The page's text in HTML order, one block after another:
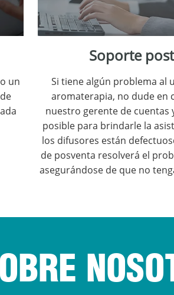
un
Soporte
Si tiene algún problema al
aromaterapia, no dude en
nuestro gerente de cuentas
posible para brindarle la
los difusores están
de posventa resolverá el
asegurándose de que no